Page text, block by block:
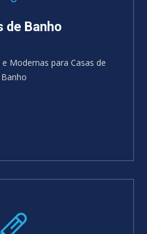
de Banho
Modernas para Casas de
Banho
MAIS